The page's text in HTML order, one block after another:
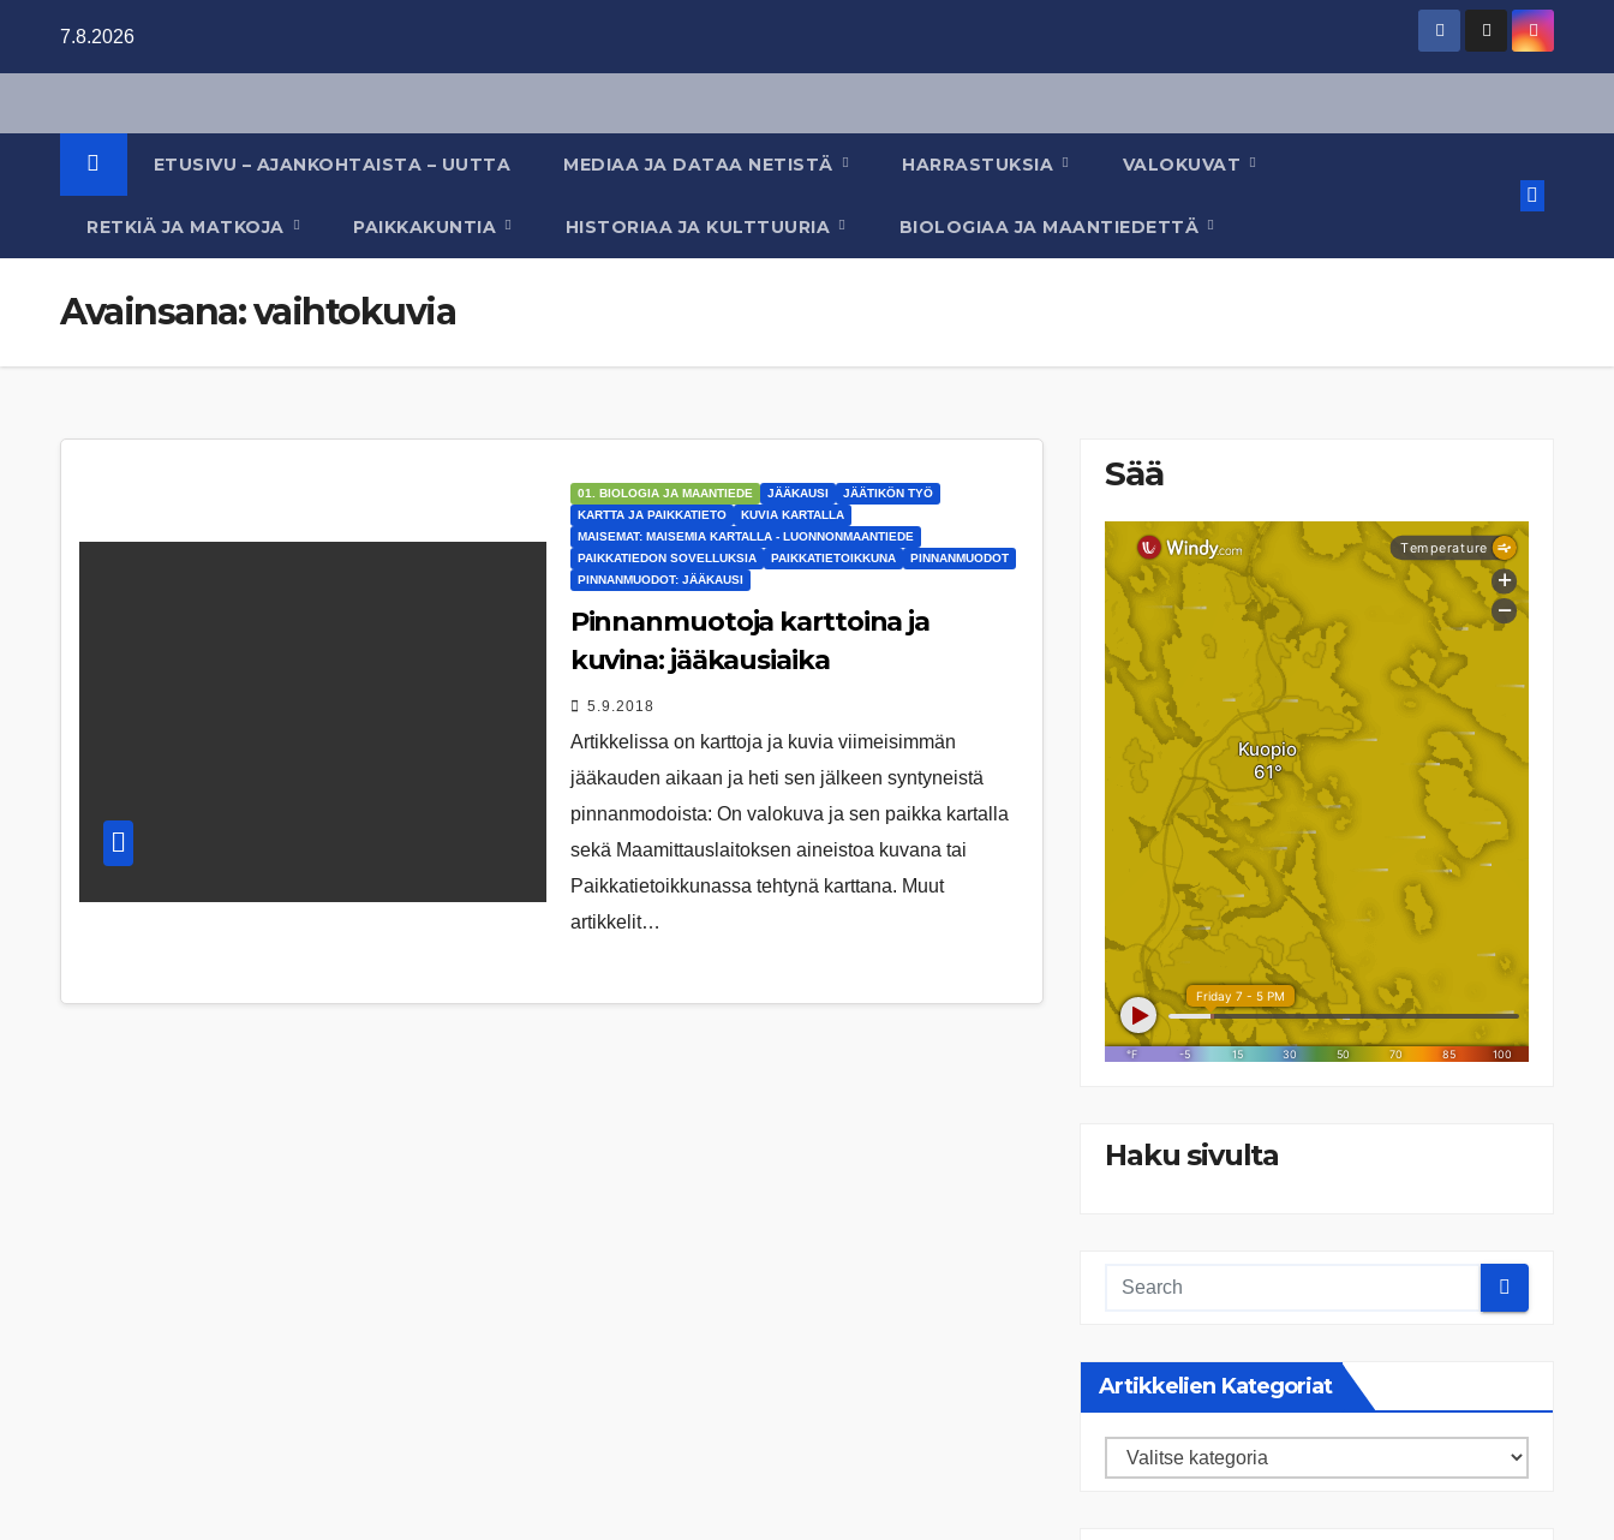
7.8.2026
ETUSIVU – AJANKOHTAISTA – UUTTA MEDIAA JA DATAA NETISTÄ HARRASTUKSIA VALOKUVAT
RETKIÄ JA MATKOJA PAIKKAKUNTIA HISTORIAA JA KULTTUURIA BIOLOGIAA JA MAANTIEDETTÄ
Avainsana:vaihtokuvia
01. BIOLOGIA JA MAANTIEDE JÄÄKAUSI
JÄÄTIKÖN TYÖ
KARTTA JA PAIKKATIETO
KUVIA KARTALLA
MAISEMAT: MAISEMIA KARTALLA - LUONNONMAANTIEDE
PAIKKATIEDON SOVELLUKSIA
PAIKKATIETOIKKUNA
PINNANMUODOT
PINNANMUODOT: JÄÄKAUSI
Pinnanmuotoja karttoina ja
kuvina: jääkausiaika
5.9.2018
Artikkelissa on karttoja ja kuvia viimeisimmän
jääkauden aikaan ja heti sen jälkeen syntyneistä
pinnanmodoista: On valokuva ja sen paikka kartalla
sekä Maamittauslaitoksen aineistoa kuvana tai
Paikkatietoikkunassa tehtynä karttana. Muut
artikkelit…
Sää
Haku sivulta
Artikkelien Kategoriat
Artikkelien